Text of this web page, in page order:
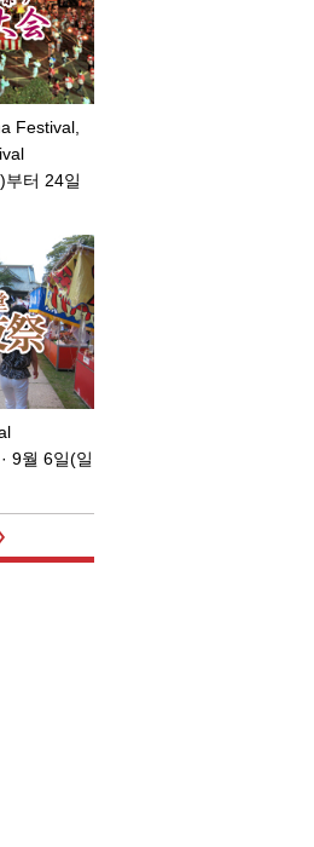
Festival,
터 24일
9월 6일(일